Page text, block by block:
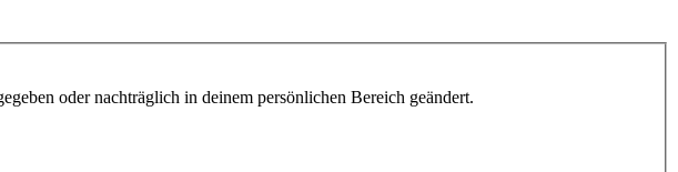
oder nachträglich in deinem persönlichen Bereich geändert.